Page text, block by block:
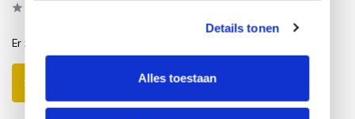
Details tonen
Alles toestaan
Er zijn nog geen reviews geschreven over dit product..
Schrijf je eigen review